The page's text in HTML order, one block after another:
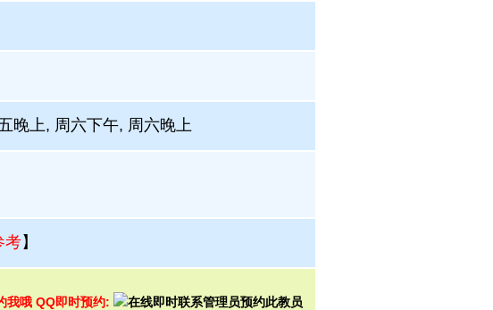
晚上, 周六下午, 周六晚上
考】
我哦 QQ即时预约: